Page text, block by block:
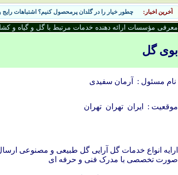
آخرین اخبار: چطور خیار را در گلدان پرمحصول کنیم؟ اشتباهات
معرفی مؤسسات ارائه دهنده خدمات مرتبط با گل و گیاه و
بوی گل
نام مسئول : آرمان سفیدی
موقعیت : ایران تهران تهران
ارایه انواع خدمات گل آرایی گل طبیعی و مصنوعی
صورت تخصصی با مدرک فنی و حرفه ای